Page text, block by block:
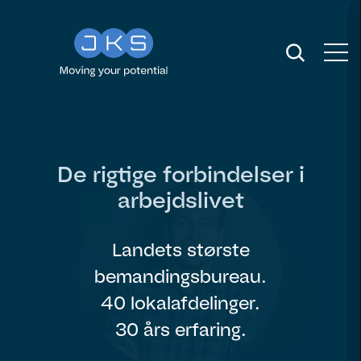
De rigtige forbindelser i
arbejdslivet
Landets største
bemandingsbureau.
40 lokalafdelinger.
30 års erfaring.